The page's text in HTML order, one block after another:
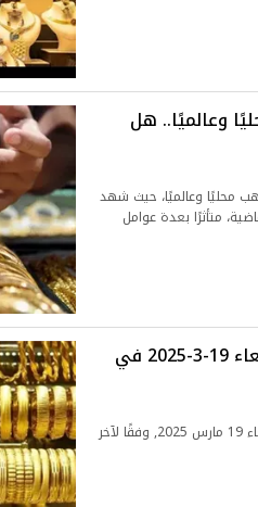
وعالميًا.. هل
محليًا وعالميًا، حيث شهد
متأثرًا بعدة عوامل
سعر الذهب والسبائك اليوم الأربعاء 19-3-2025 في
تعرف على سعر الذهب والسبائك اليوم الأربعاء 19 مارس 2025, وفقًا لآخر